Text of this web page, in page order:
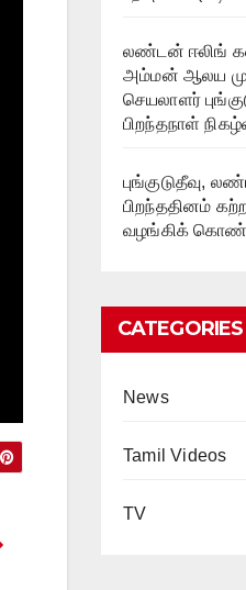
லண்டன் ஈலிங்
அம்மன் ஆலய
செயலாளர்
பிறந்தநாள்
புங்குடுதீவு,
பிறந்ததினம்
வழங்கிக்
CATEGORIES
News
Tamil Videos
TV